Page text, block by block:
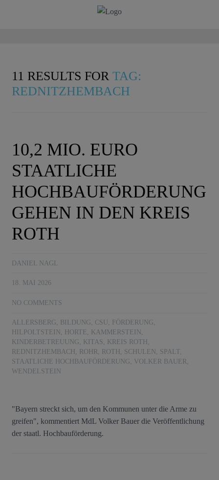
11 RESULTS FOR TAG:
REDNITZHEMBACH
10,2 MIO. EURO
STAATLICHE
HOCHBAUFÖRDERUNG
GEHEN IN DEN KREIS
ROTH
DANIEL NAGL
18. MAI 2026
NO COMMENTS
ALLERSBERG, BILDUNG, CSU, FÖRDERUNG,
HILPOLTSTEIN , HORTE, KAMMERSTEIN ,
KINDERBETREUUNG, KITAS, KREIS ROTH ,
REDNITZHEMBACH , ROHR, ROTH , SCHULEN , SPALT,
STAATLICHE HOCHBAUFÖRDERUNG, VOLKER BAUER,
WENDELSTEIN
"Bayern streckt sich, um den Kommunen unter die Arme zu
greifen", kommentiert MdL Volker Bauer die Veröffentlichung
der staatl. Hochbauförderung.